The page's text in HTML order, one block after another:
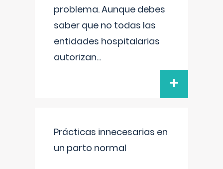
problema. Aunque debes
saber que no todas las
entidades hospitalarias
autorizan...
+
Prácticas innecesarias en
un parto normal